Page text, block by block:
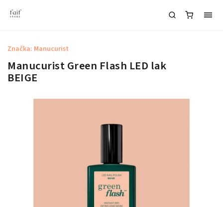
Manucurist Green Flash LED lak
BEIGE
Značka: Manucurist